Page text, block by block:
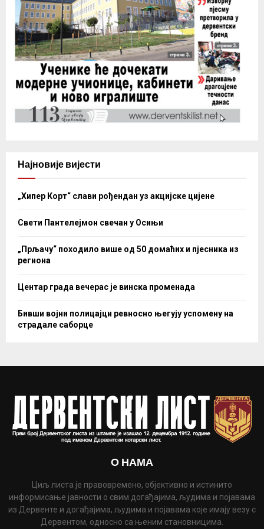
Најновије вијести
„Хипер Корт“ слави рођендан уз акцијске цијене
Свети Пантелејмон свечан у Осињи
„Прљачу“ походило више од 50 домаћих и пјесника из
региона
Центар града вечерас је винска променада
Бивши војни полицајци ревносно његују успомену на
страдале саборце
О НАМА
Циљ листа је правовремено, објективно и истинито
информисање јавности о свим догађајима, људима и појавама
из Дервенте и догађајима, људима и појавама које имају везу с
Дервентом, односно са њеним становницима.